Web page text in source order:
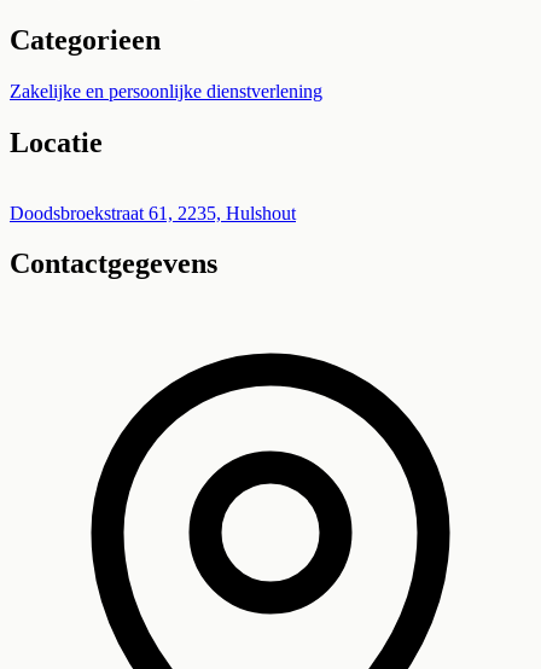
Categorieen
Zakelijke en persoonlijke dienstverlening
Locatie
+
−
Doodsbroekstraat 61, 2235, Hulshout
Contactgegevens